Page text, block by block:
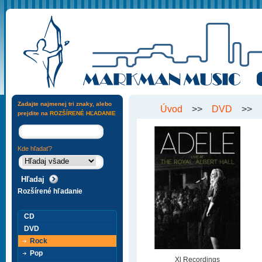
Úvod >> DVD >>
Xl Recordings
Zadajte najmenej tri znaky, alebo
prejdite na ROZŠÍRENÉ HĽADANIE
Kde hľadať?
Rozšírené hľadanie
CD
DVD
Rock
Pop